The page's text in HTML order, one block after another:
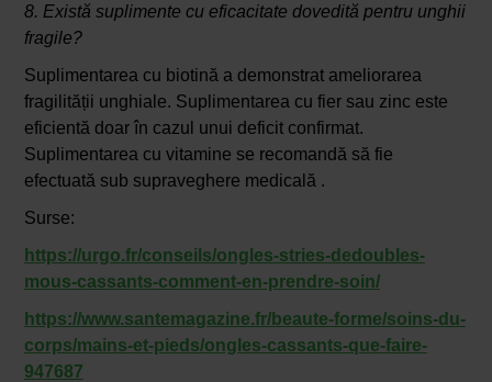
8. Există suplimente cu eficacitate dovedită pentru unghii
fragile?
Suplimentarea cu biotină a demonstrat ameliorarea
fragilității unghiale. Suplimentarea cu fier sau zinc este
eficientă doar în cazul unui deficit confirmat.
Suplimentarea cu vitamine se recomandă să fie
efectuată sub supraveghere medicală .
Surse:
https://urgo.fr/conseils/ongles-stries-dedoubles-
mous-cassants-comment-en-prendre-soin/
https://www.santemagazine.fr/beaute-forme/soins-du-
corps/mains-et-pieds/ongles-cassants-que-faire-
947687